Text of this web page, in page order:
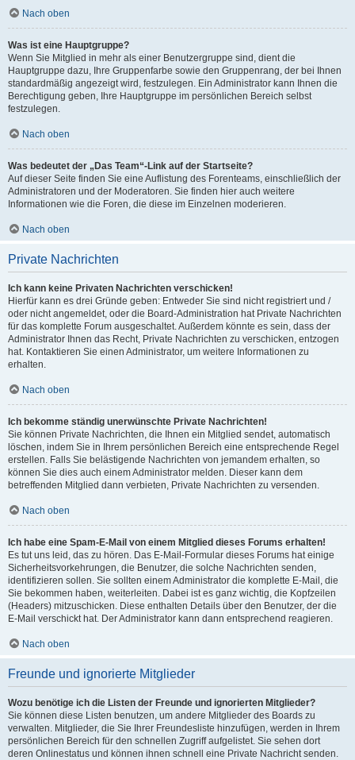
Nach oben
Was ist eine Hauptgruppe?
Wenn Sie Mitglied in mehr als einer Benutzergruppe sind, dient die
Hauptgruppe dazu, Ihre Gruppenfarbe sowie den Gruppenrang, der bei Ihnen
standardmäßig angezeigt wird, festzulegen. Ein Administrator kann Ihnen die
Berechtigung geben, Ihre Hauptgruppe im persönlichen Bereich selbst
festzulegen.
Nach oben
Was bedeutet der „Das Team“-Link auf der Startseite?
Auf dieser Seite finden Sie eine Auflistung des Forenteams, einschließlich der
Administratoren und der Moderatoren. Sie finden hier auch weitere
Informationen wie die Foren, die diese im Einzelnen moderieren.
Nach oben
Private Nachrichten
Ich kann keine Privaten Nachrichten verschicken!
Hierfür kann es drei Gründe geben: Entweder Sie sind nicht registriert und /
oder nicht angemeldet, oder die Board-Administration hat Private Nachrichten
für das komplette Forum ausgeschaltet. Außerdem könnte es sein, dass der
Administrator Ihnen das Recht, Private Nachrichten zu verschicken, entzogen
hat. Kontaktieren Sie einen Administrator, um weitere Informationen zu
erhalten.
Nach oben
Ich bekomme ständig unerwünschte Private Nachrichten!
Sie können Private Nachrichten, die Ihnen ein Mitglied sendet, automatisch
löschen, indem Sie in Ihrem persönlichen Bereich eine entsprechende Regel
erstellen. Falls Sie belästigende Nachrichten von jemandem erhalten, so
können Sie dies auch einem Administrator melden. Dieser kann dem
betreffenden Mitglied dann verbieten, Private Nachrichten zu versenden.
Nach oben
Ich habe eine Spam-E-Mail von einem Mitglied dieses Forums erhalten!
Es tut uns leid, das zu hören. Das E-Mail-Formular dieses Forums hat einige
Sicherheitsvorkehrungen, die Benutzer, die solche Nachrichten senden,
identifizieren sollen. Sie sollten einem Administrator die komplette E-Mail, die
Sie bekommen haben, weiterleiten. Dabei ist es ganz wichtig, die Kopfzeilen
(Headers) mitzuschicken. Diese enthalten Details über den Benutzer, der die
E-Mail verschickt hat. Der Administrator kann dann entsprechend reagieren.
Nach oben
Freunde und ignorierte Mitglieder
Wozu benötige ich die Listen der Freunde und ignorierten Mitglieder?
Sie können diese Listen benutzen, um andere Mitglieder des Boards zu
verwalten. Mitglieder, die Sie Ihrer Freundesliste hinzufügen, werden in Ihrem
persönlichen Bereich für den schnellen Zugriff aufgelistet. Sie sehen dort
deren Onlinestatus und können ihnen schnell eine Private Nachricht senden.